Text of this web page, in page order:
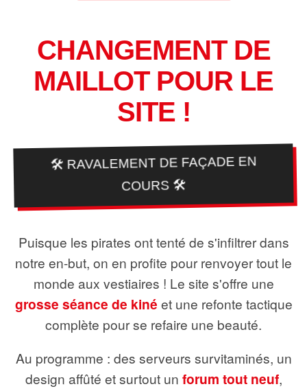
CHANGEMENT DE
MAILLOT POUR LE
SITE !
🛠️ RAVALEMENT DE FAÇADE EN
COURS 🛠️
Puisque les pirates ont tenté de s'infiltrer dans
notre en-but, on en profite pour renvoyer tout le
monde aux vestiaires ! Le site s'offre une
grosse séance de kiné et une refonte tactique
complète pour se refaire une beauté.
Au programme : des serveurs survitaminés, un
design affûté et surtout un forum tout neuf,